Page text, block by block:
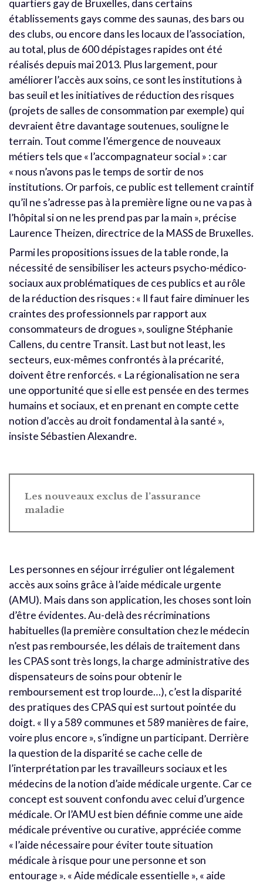
quartiers gay de Bruxelles, dans certains
établissements gays comme des saunas, des bars ou
des clubs, ou encore dans les locaux de l’association,
au total, plus de 600 dépistages rapides ont été
réalisés depuis mai 2013. Plus largement, pour
améliorer l’accès aux soins, ce sont les institutions à
bas seuil et les initiatives de réduction des risques
(projets de salles de consommation par exemple) qui
devraient être davantage soutenues, souligne le
terrain. Tout comme l’émergence de nouveaux
métiers tels que « l’accompagnateur social » : car
« nous n’avons pas le temps de sortir de nos
institutions. Or parfois, ce public est tellement craintif
qu’il ne s’adresse pas à la première ligne ou ne va pas à
l’hôpital si on ne les prend pas par la main », précise
Laurence Theizen, directrice de la MASS de Bruxelles.
Parmi les propositions issues de la table ronde, la
nécessité de sensibiliser les acteurs psycho-médico-
sociaux aux problématiques de ces publics et au rôle
de la réduction des risques : « Il faut faire diminuer les
craintes des professionnels par rapport aux
consommateurs de drogues », souligne Stéphanie
Callens, du centre Transit. Last but not least, les
secteurs, eux-mêmes confrontés à la précarité,
doivent être renforcés. « La régionalisation ne sera
une opportunité que si elle est pensée en des termes
humains et sociaux, et en prenant en compte cette
notion d’accès au droit fondamental à la santé »,
insiste Sébastien Alexandre.
Les nouveaux exclus de l’assurance
maladie
Les personnes en séjour irrégulier ont légalement
accès aux soins grâce à l’aide médicale urgente
(AMU). Mais dans son application, les choses sont loin
d’être évidentes. Au-delà des récriminations
habituelles (la première consultation chez le médecin
n’est pas remboursée, les délais de traitement dans
les CPAS sont très longs, la charge administrative des
dispensateurs de soins pour obtenir le
remboursement est trop lourde…), c’est la disparité
des pratiques des CPAS qui est surtout pointée du
doigt. « Il y a 589 communes et 589 manières de faire,
voire plus encore », s’indigne un participant. Derrière
la question de la disparité se cache celle de
l’interprétation par les travailleurs sociaux et les
médecins de la notion d’aide médicale urgente. Car ce
concept est souvent confondu avec celui d’urgence
médicale. Or l’AMU est bien définie comme une aide
médicale préventive ou curative, appréciée comme
« l’aide nécessaire pour éviter toute situation
médicale à risque pour une personne et son
entourage ». « Aide médicale essentielle », « aide